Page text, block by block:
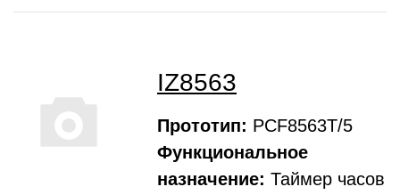
IZ8563
Прототип: PCF8563T/5
Функциональное
назначение: Таймер часов